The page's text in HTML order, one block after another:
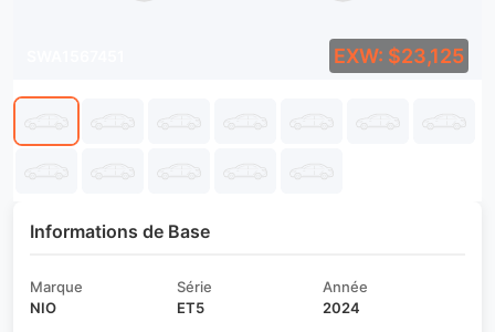
EXW: $23,125
Informations de Base
Marque
NIO
Série
ET5
Année
2024